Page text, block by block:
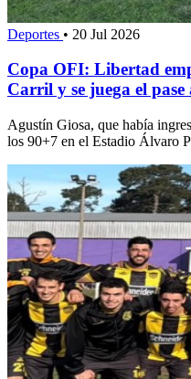
Deportes • 20 Jul 2026
Copa OFI: Libertad
Carril y se juega el
Agustín Giosa, que había
los 90+7 en el Estadio Álvaro